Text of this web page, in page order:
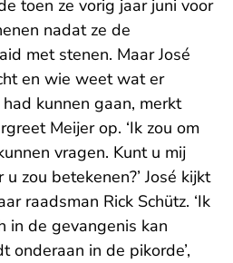
toen ze vorig jaar juni voor
nadat ze de
met stenen. Maar José
en wie weet wat er
kunnen gaan, merkt
Meijer op. ‘Ik zou om
vragen. Kunt u mij
zou betekenen?’ José kijkt
raadsman Rick Schütz. ‘Ik
in de gevangenis kan
onderaan in de pikorde’,